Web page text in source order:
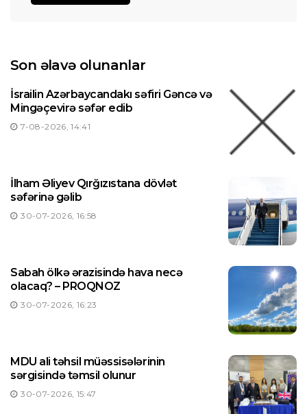
Son əlavə olunanlar
İsrailin Azərbaycandakı səfiri Gəncə və
Mingəçevirə səfər edib
7-08-2026, 14:41
İlham Əliyev Qırğızıstana dövlət
səfərinə gəlib
30-07-2026, 16:58
Sabah ölkə ərazisində hava necə
olacaq? – PROQNOZ
30-07-2026, 16:23
MDU ali təhsil müəssisələrinin
sərgisində təmsil olunur
30-07-2026, 15:47